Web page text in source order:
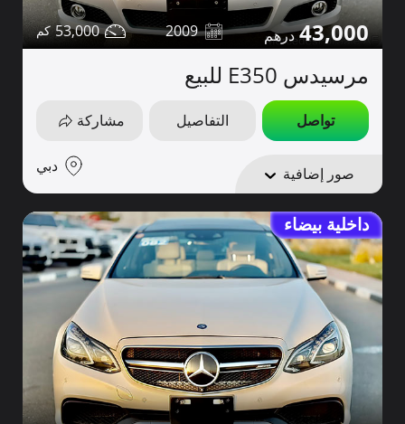
43,000
2009
53,000
مرسيدس E350 للبيع
تواصل التفاصيل مشاركة
صور إضافية دبي
داخلية بيضاء